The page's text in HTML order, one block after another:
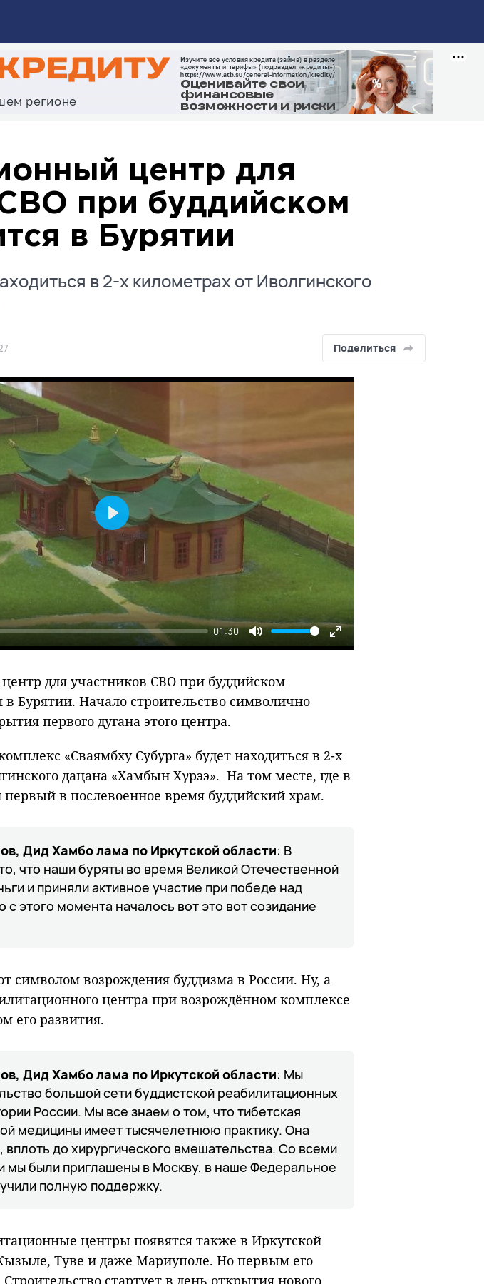
центр для
при буддийском
в Бурятии
в 2-х километрах от Иволгинского
Поделиться
01:30
Mute
Enter
Play
для участников СВО при буддийском
в Бурятии. Начало строительство символично
первого дугана этого центра.
«Сваямбху Субурга» будет находиться в 2-х
дацана «Хамбын Хγрээ». На том месте, где в
первый в послевоенное время буддийский храм.
Дид Хамбо лама по Иркутской области: В
что наши буряты во время Великой Отечественной
и приняли активное участие при победе над
этого момента началось вот это вот созидание
символом возрождения буддизма в России. Ну, а
центра при возрождённом комплексе
его развития.
Дид Хамбо лама по Иркутской области: Мы
большой сети буддистской реабилитационных
России. Мы все знаем о том, что тибетская
медицины имеет тысячелетнюю практику. Она
до хирургического вмешательства. Со всеми
мы были приглашены в Москву, в наше Федеральное
полную поддержку.
центры появятся также в Иркутской
Туве и даже Мариуполе. Но первым его
стартует в день открытия нового